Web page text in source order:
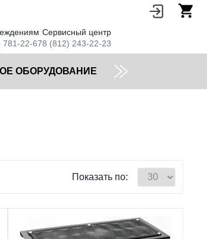
781-22-67
Сервисный центр
8 (812) 243-22-23
ОБОРУДОВАНИЕ
Показать по: